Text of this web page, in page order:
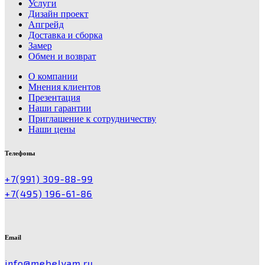
Услуги
Дизайн проект
Апгрейд
Доставка и сборка
Замер
Обмен и возврат
О компании
Мнения клиентов
Презентация
Наши гарантии
Приглашение к сотрудничеству
Наши цены
Телефоны
+7(991) 309-88-99
+7(495) 196-61-86
Email